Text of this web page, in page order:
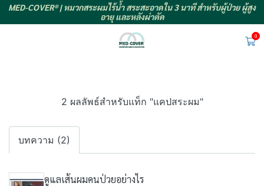
MED-COVER® | หมวกสระผมไร้น้ำ สระสะอาดใน 3 นาที สำหรับผู้ป่วย ผู้สูง
อายุ และหลังผ่าตัด
0
2 ผลลัพธ์สำหรับแท็ก "แคปสระผม"
บทความ (2)
ดูแลเส้นผมคนป่วยอย่างไร